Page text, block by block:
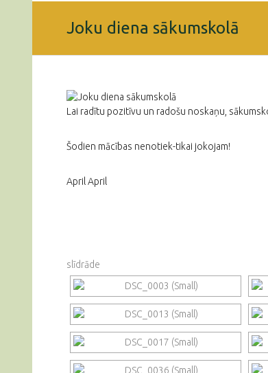
Joku diena sākumskolā
Lai radītu pozitīvu un radošu noskaņu,
Šodien mācības nenotiek-tikai jokojam!
April April
slīdrāde